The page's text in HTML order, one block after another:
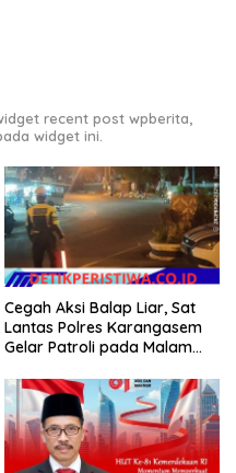
recent post wpberita,
widget ini.
Cegah Aksi Balap Liar, Sat
Lantas Polres Karangasem
Gelar Patroli pada Malam